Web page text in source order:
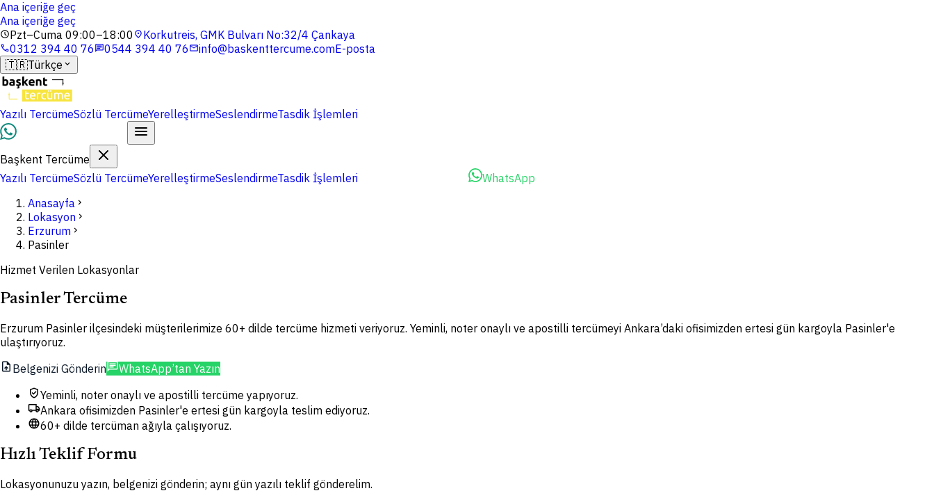
Ana içeriğe geç
Ana içeriğe geç
schedulePzt–Cuma 09:00–18:00 location_onKorkutreis, GMK Bulvarı No:32/4 Çankaya
phone0312 394 40 76chat0544 394 40 76mailinfo@baskenttercume.comE-posta
🇹🇷Türkçe expand_more
Yazılı TercümeSözlü TercümeYerelleştirmeSeslendirmeTasdik İşlemleri
Başkent Tercüme
Yazılı TercümeSözlü TercümeYerelleştirmeSeslendirmeTasdik İşlemleri
WhatsApp
Anasayfa chevron_right
Lokasyon chevron_right
Erzurum chevron_right
Pasinler
Hizmet Verilen Lokasyonlar
Pasinler Tercüme
Erzurum Pasinler ilçesindeki müşterilerimize 60+ dilde tercüme hizmeti veriyoruz. Yeminli, noter onaylı ve apostilli tercümeyi Ankara’daki ofisimizden ertesi gün kargoyla Pasinler'e
ulaştırıyoruz.
upload_file Belgenizi GönderinchatWhatsApp’tan Yazın
verified_userYeminli, noter onaylı ve apostilli tercüme yapıyoruz.
local_shippingAnkara ofisimizden Pasinler'e ertesi gün kargoyla teslim ediyoruz.
language60+ dilde tercüman ağıyla çalışıyoruz.
Hızlı Teklif Formu
Lokasyonunuzu yazın, belgenizi gönderin; aynı gün yazılı teklif gönderelim.